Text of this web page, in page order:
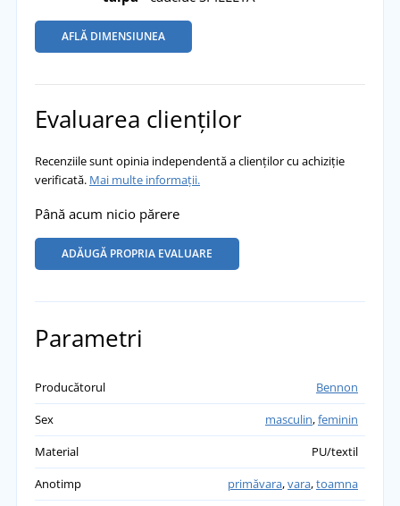
AFLĂ DIMENSIUNEA
Evaluarea clienților
Recenziile sunt opinia independentă a clienților cu achiziție
verificată. Mai multe informații.
Până acum nicio părere
ADĂUGĂ PROPRIA EVALUARE
Parametri
Producătorul
Bennon
Sex
masculin,feminin
Material
PU/textil
Anotimp
primăvara,vara,toamna